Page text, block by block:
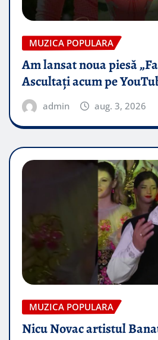
MUZICA POPULARA
Am lansat noua piesă
Ascultați acum pe
admin aug. 3, 2026
MUZICA POPULARA
Nicu Novac artistul